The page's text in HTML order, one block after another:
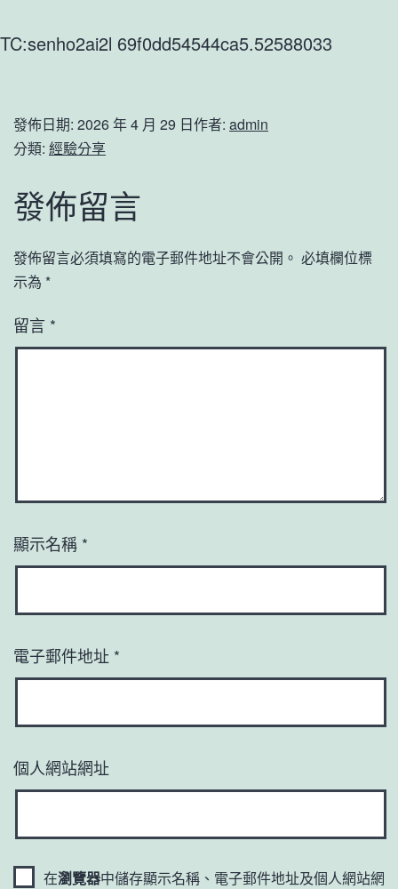
TC:senho2ai2l 69f0dd54544ca5.52588033
發佈日期: 2026 年 4 月 29 日作者: admin
分類: 經驗分享
發佈留言
發佈留言必須填寫的電子郵件地址不會公開。 必填欄位標
示為 *
留言 *
顯示名稱 *
電子郵件地址 *
個人網站網址
在瀏覽器中儲存顯示名稱、電子郵件地址及個人網站網